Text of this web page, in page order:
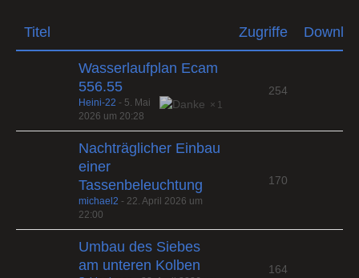
Titel Zugriffe
Wasserlaufplan Ecam
556.55
1
Heini-22 - 5. Mai
2026 um 20:28
254
Nachträglicher Einbau
einer
Tassenbeleuchtung
michael2 - 22. April 2026 um
22:00
170
Umbau des Siebes
am unteren Kolben
164